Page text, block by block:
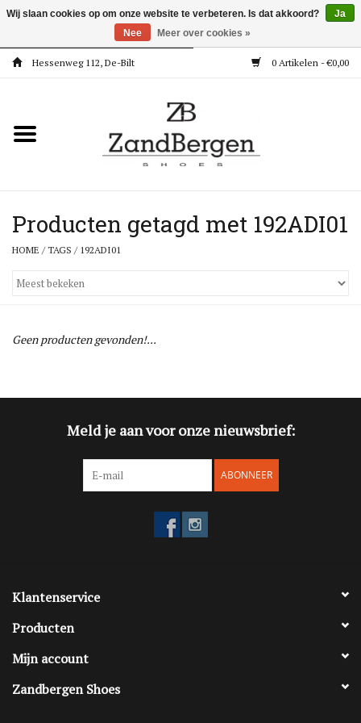
Hessenweg 112, De-Bilt 0 Artikelen - €0,00
Kleding
Meisjes
Jongens
Super Deals
Blog
Producten getagd met 192ADI01
HOME /TAGS / 192ADI01
Geen producten gevonden!...
Meld je aan voor onze nieuwsbrief:
ABONNEER
Klantenservice
Producten
Mijn account
Zandbergen Shoes
Wij slaan cookies op om onze website te verbeteren. Is dat akkoord?
Ja
Nee
Meer over cookies »